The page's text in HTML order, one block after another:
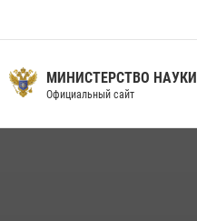
14 июля 2026, 14:15 9
МИНИСТЕРСТВО НАУКИ
Официальный сайт